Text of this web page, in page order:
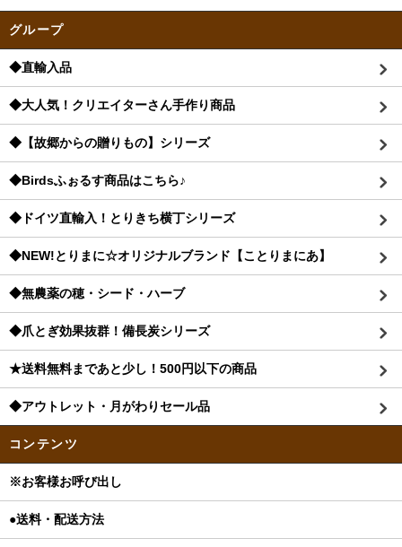
グループ
◆直輸入品
◆大人気！クリエイターさん手作り商品
◆【故郷からの贈りもの】シリーズ
◆Birdsふぉるす商品はこちら♪
◆ドイツ直輸入！とりきち横丁シリーズ
◆NEW!とりまに☆オリジナルブランド【ことりまにあ】
◆無農薬の穂・シード・ハーブ
◆爪とぎ効果抜群！備長炭シリーズ
★送料無料まであと少し！500円以下の商品
◆アウトレット・月がわりセール品
コンテンツ
※お客様お呼び出し
●送料・配送方法